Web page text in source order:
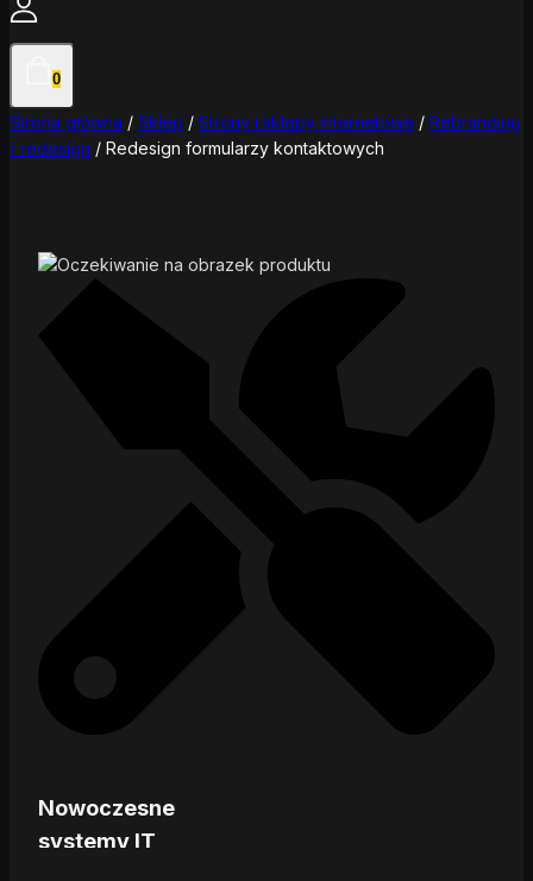
0
Strona główna / Sklep / Strony i sklepy internetowe / Rebranding
/ redesign / Redesign formularzy kontaktowych
Nowoczesne
systemy IT